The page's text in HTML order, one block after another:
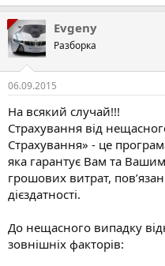
Evgeny
Разборка
06.09.2015
На всякий случай!!!
Страхування від
Страхування» - це
яка гарантує Вам та
грошових витрат,
дієздатності.
До нещасного випадку
зовнішніх факторів: